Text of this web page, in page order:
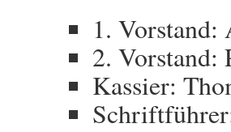
1. Vorstand:
2. Vorstand:
Kassier: